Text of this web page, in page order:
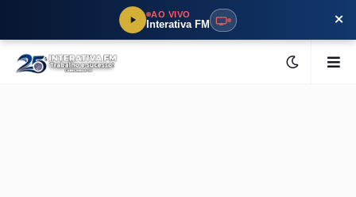
AO VIVO
Interativa FM ×